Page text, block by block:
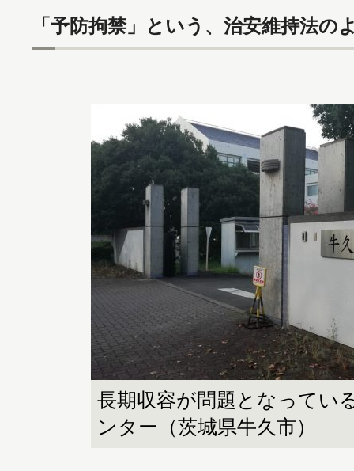
「予防拘禁」という、治安維持法
長期収容が問題となってい
ンター（茨城県牛久市）